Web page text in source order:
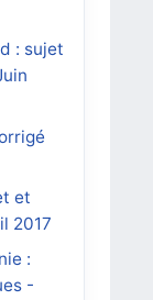
: sujet
et
2017
:
-